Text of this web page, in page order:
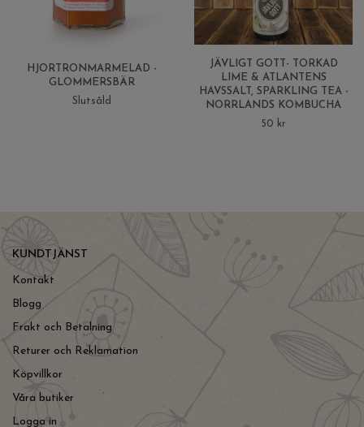
HJORTRONMARMELAD -
GLOMMERSBÄR
Slutsåld
JÄVLIGT GOTT- TORKAD
LIME & ATLANTENS
HAVSSALT, SPARKLING TEA -
NORRLANDS KOMBUCHA
50 kr
KUNDTJÄNST
Kontakt
Blogg
Frakt och Betalning
Returer och Reklamation
Köpvillkor
Våra butiker
Logga in